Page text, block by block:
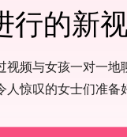
行的新
视频与女孩一对一地
人惊叹的女士们准备